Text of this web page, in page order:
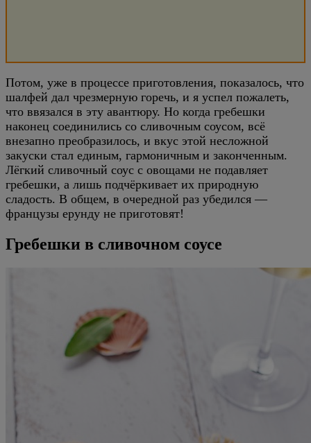
Потом, уже в процессе приготовления, показалось, что
шалфей дал чрезмерную горечь, и я успел пожалеть,
что ввязался в эту авантюру. Но когда гребешки
наконец соединились со сливочным соусом, всё
внезапно преобразилось, и вкус этой несложной
закуски стал единым, гармоничным и законченным.
Лёгкий сливочный соус с овощами не подавляет
гребешки, а лишь подчёркивает их природную
сладость. В общем, в очередной раз убедился —
французы ерунду не приготовят!
Гребешки в сливочном соусе